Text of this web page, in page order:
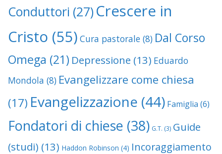
Conduttori (27) Crescere in
Cristo (55) Cura pastorale (8) Dal Corso
Omega (21) Depressione (13) Eduardo
Mondola (8) Evangelizzare come chiesa
(17) Evangelizzazione (44) Famiglia (6)
Fondatori di chiese (38) G.T. (3) Guide
(studi) (13) Haddon Robinson (4) Incoraggiamento